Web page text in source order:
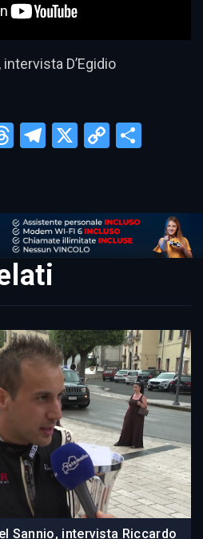
D’Egidio
Threads
Telegram
X
Copy
Sannio, intervista Riccardo